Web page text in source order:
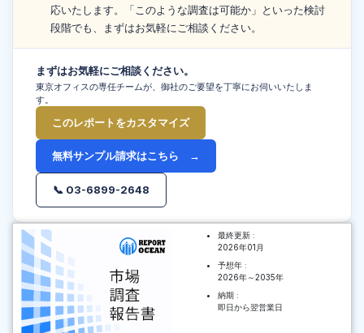
応いたします。「このような調査は可能か」といった検討
段階でも、まずはお気軽にご相談ください。
まずはお気軽にご相談ください。
東京オフィスの専任チームが、御社のご要望を丁寧にお伺いいたしま
す。
このレポートをカスタマイズ
無料サンプル請求はこちら →
📞 03-6899-2648
最終更新 :
2026年01月
予想年 :
2026年～2035年
納期 :
即日から翌営業日